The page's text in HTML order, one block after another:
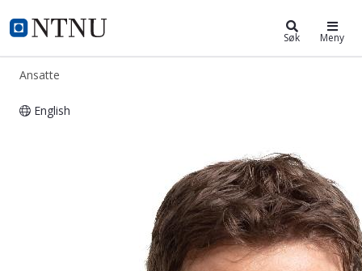
NTNU Hjemmeside
ntnu.no Søk Meny
Ansatte
English